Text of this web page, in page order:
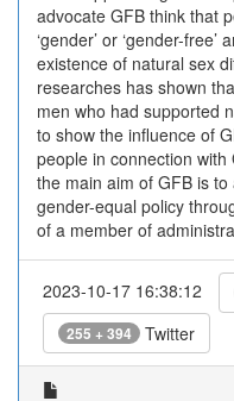
advocate GFB think that
‘gender’ or ‘gender-
existence of natural sex
researches has shown
men who had supported
to show the influence of
people in connection
the main aim of GFB is
gender-equal policy
of a member of
2023-10-17 16:38:12
255 + 394 Twitter